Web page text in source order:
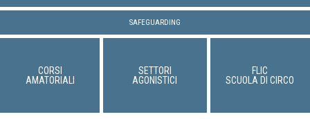
SAFEGUARDING
CORSI
AMATORIALI
SETTORI
AGONISTICI
FLIC
SCUOLA DI CIRCO